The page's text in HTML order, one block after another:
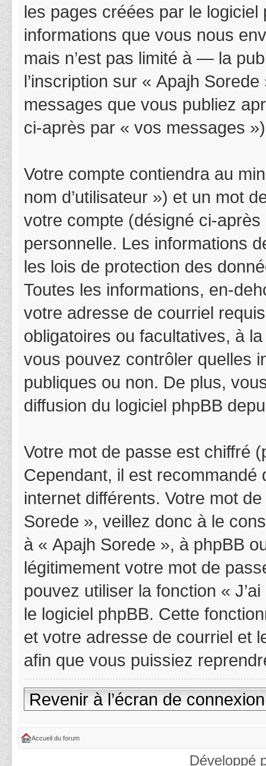
les pages créées par le
informations que vous nous
mais n’est pas limité à — la
l’inscription sur « Apajh
messages que vous publiez
ci-après par « vos messages
Votre compte contiendra au
nom d’utilisateur ») et un mot
votre compte (désigné ci-
personnelle. Les informations
les lois de protection des
Toutes les informations, en-
votre adresse de courriel
obligatoires ou facultatives, à
vous pouvez contrôler quelles
publiques ou non. De plus,
diffusion du logiciel phpBB
Votre mot de passe est chiffré
Cependant, il est
internet différents. Votre mot
Sorede », veillez donc à le
à « Apajh Sorede », à phpBB
légitimement votre mot de
pouvez utiliser la fonction «
le logiciel phpBB. Cette
et votre adresse de courriel et
afin que vous puissiez
Revenir à l’écran de connexion
Accueil du forum
Développé